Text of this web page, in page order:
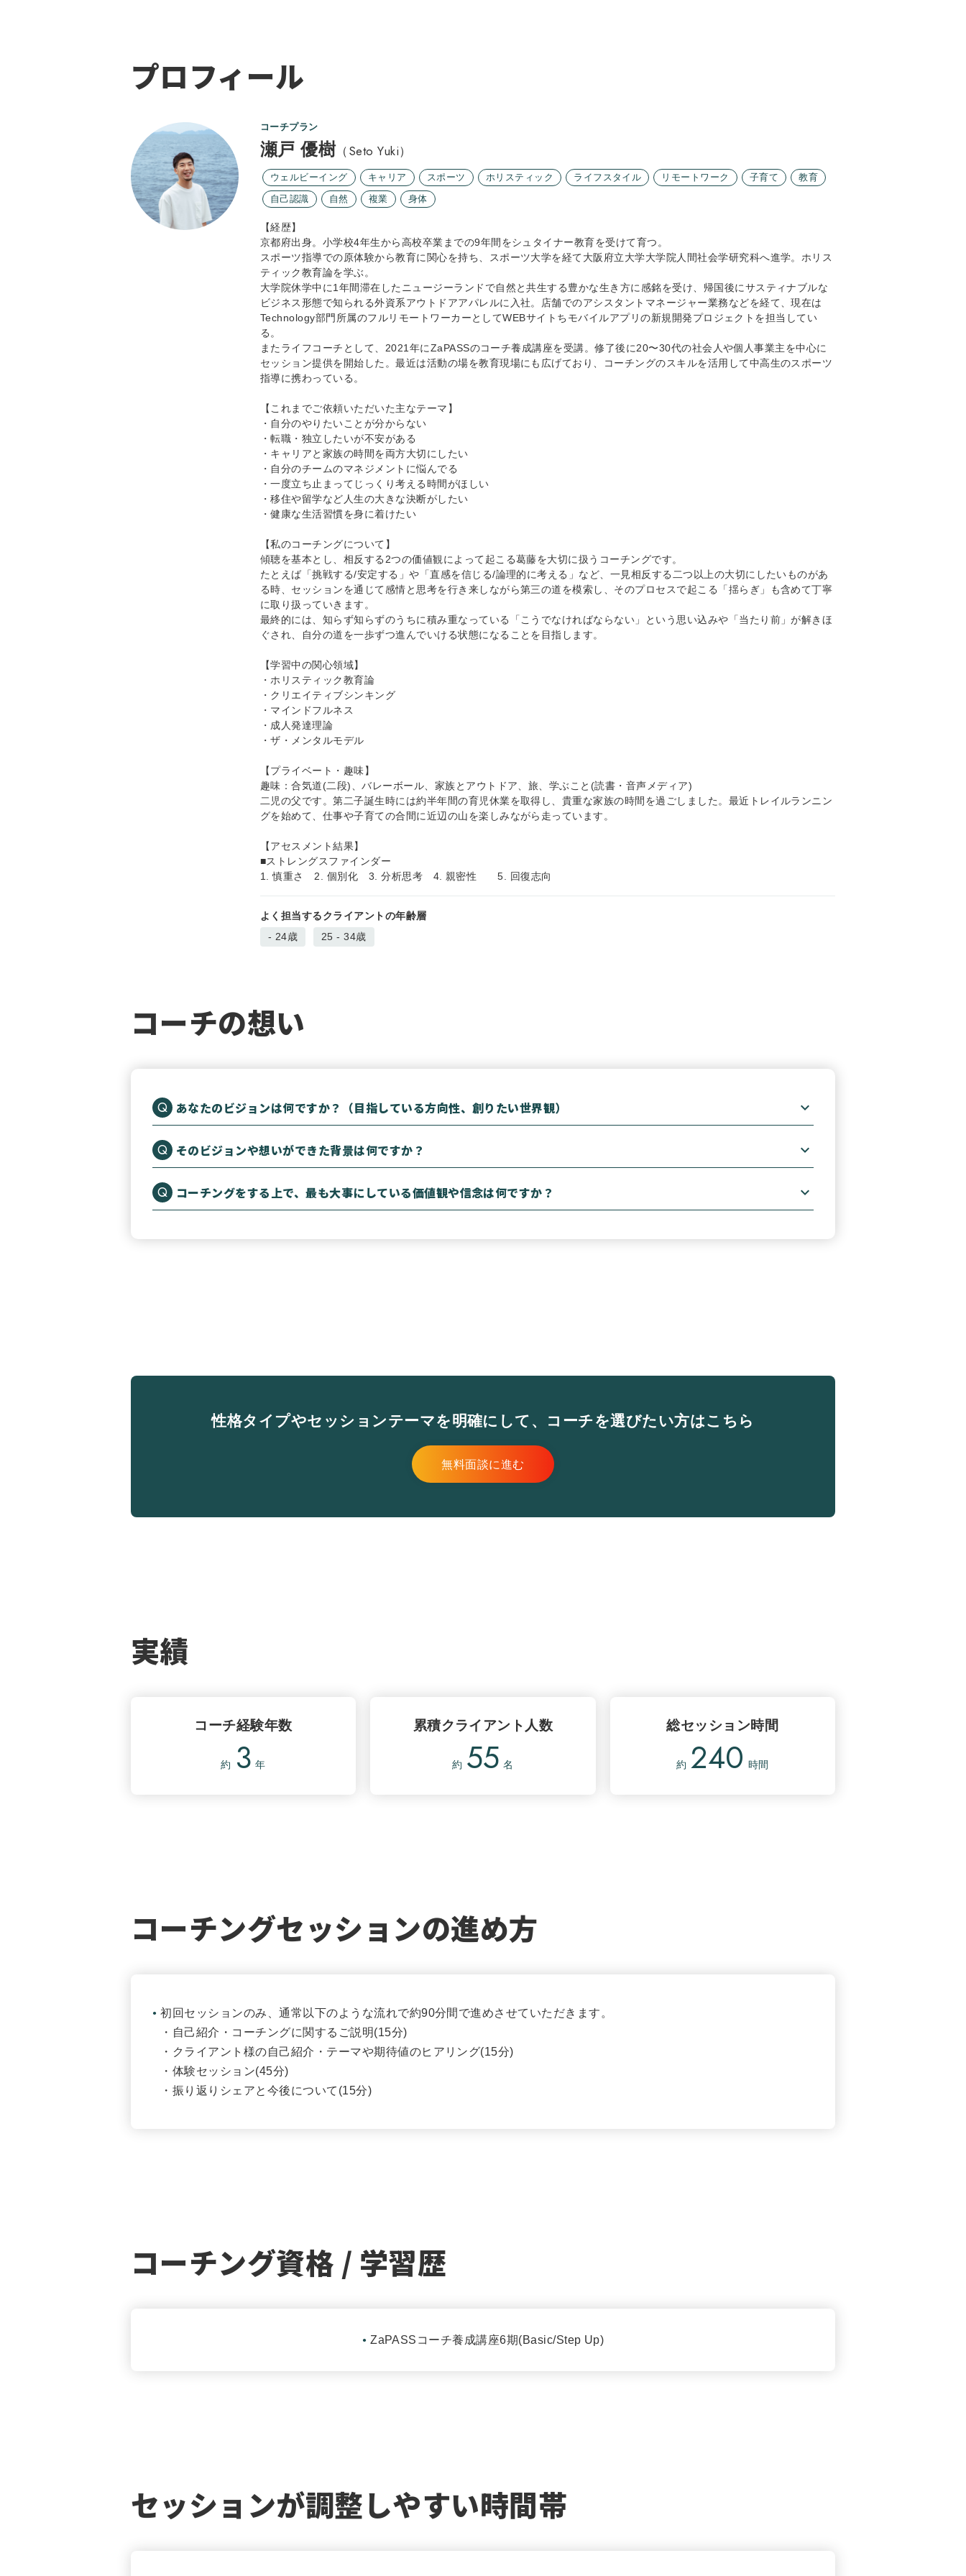
プロフィール
コーチプラン
瀬戸 優樹（Seto Yuki）
ウェルビーイング キャリア スポーツ ホリスティック ライフスタイル リモートワーク 子育て
教育
自己認識
自然 複業 身体
【経歴】
京都府出身。小学校4年生から高校卒業までの9年間をシュタイナー教育を受けて育つ。
スポーツ指導での原体験から教育に関心を持ち、スポーツ大学を経て大阪府立大学大学院人間社会学研究科へ進学。ホリス
ティック教育論を学ぶ。
大学院休学中に1年間滞在したニュージーランドで自然と共生する豊かな生き方に感銘を受け、帰国後にサスティナブルな
ビジネス形態で知られる外資系アウトドアアパレルに入社。店舗でのアシスタントマネージャー業務などを経て、現在は
Technology部門所属のフルリモートワーカーとしてWEBサイトちモバイルアプリの新規開発プロジェクトを担当してい
る。
またライフコーチとして、2021年にZaPASSのコーチ養成講座を受講。修了後に20〜30代の社会人や個人事業主を中心に
セッション提供を開始した。最近は活動の場を教育現場にも広げており、コーチングのスキルを活用して中高生のスポーツ
指導に携わっている。
【これまでご依頼いただいた主なテーマ】
・自分のやりたいことが分からない
・転職・独立したいが不安がある
・キャリアと家族の時間を両方大切にしたい
・自分のチームのマネジメントに悩んでる
・一度立ち止まってじっくり考える時間がほしい
・移住や留学など人生の大きな決断がしたい
・健康な生活習慣を身に着けたい
【私のコーチングについて】
傾聴を基本とし、相反する2つの価値観によって起こる葛藤を大切に扱うコーチングです。
たとえば「挑戦する/安定する」や「直感を信じる/論理的に考える」など、一見相反する二つ以上の大切にしたいものがあ
る時、セッションを通じて感情と思考を行き来しながら第三の道を模索し、そのプロセスで起こる「揺らぎ」も含めて丁寧
に取り扱っていきます。
最終的には、知らず知らずのうちに積み重なっている「こうでなければならない」という思い込みや「当たり前」が解きほ
ぐされ、自分の道を一歩ずつ進んでいける状態になることを目指します。
【学習中の関心領域】
・ホリスティック教育論
・クリエイティブシンキング
・マインドフルネス
・成人発達理論
・ザ・メンタルモデル
【プライベート・趣味】
趣味：合気道(二段)、バレーボール、家族とアウトドア、旅、学ぶこと(読書・音声メディア)
二児の父です。第二子誕生時には約半年間の育児休業を取得し、貴重な家族の時間を過ごしました。最近トレイルランニン
グを始めて、仕事や子育ての合間に近辺の山を楽しみながら走っています。
【アセスメント結果】
■ストレングスファインダー
1. 慎重さ 2. 個別化 3. 分析思考 4. 親密性 5. 回復志向
よく担当するクライアントの年齢層
- 24
25 - 34
コーチの想い
あなたのビジョンは何ですか？（目指している方向性、創りたい世界観）
そのビジョンや想いができた背景は何ですか？
コーチングをする上で、最も大事にしている価値観や信念は何ですか？
性格タイプやセッションテーマを明確にして、コーチを選びたい方はこちら
無料面談に進む
実績
コーチ経験年数
約 3 年
累積クライアント人数
約 55 名
総セッション時間
約 240 時間
コーチングセッションの進め方
初回セッションのみ、通常以下のような流れで約90分間で進めさせていただきます。
・自己紹介・コーチングに関するご説明(15分)
・クライアント様の自己紹介・テーマや期待値のヒアリング(15分)
・体験セッション(45分)
・振り返りシェアと今後について(15分)
コーチング資格 / 学習歴
ZaPASSコーチ養成講座6期(Basic/Step Up)
セッションが調整しやすい時間帯